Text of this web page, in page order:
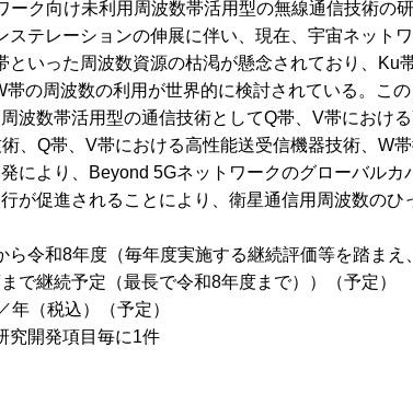
ーク向け未利用周波数帯活用型の無線通信技術の
ステレーションの伸展に伴い、現在、宇宙ネット
といった周波数資源の枯渇が懸念されており、Ku
帯の周波数の利用が世界的に検討されている。こ
波数帯活用型の通信技術としてQ帯、V帯におけ
、Q帯、V帯における高性能送受信機器技術、W
により、Beyond 5Gネットワークのグローバル
が促進されることにより、衛星通信用周波数の
ら令和8年度（毎年度実施する継続評価等を踏ま
で継続予定（最長で令和8年度まで））（予定）
年（税込）（予定）
究開発項目毎に1件